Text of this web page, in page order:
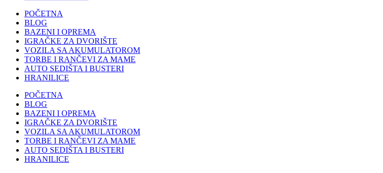
POČETNA
BLOG
BAZENI I OPREMA
IGRAČKE ZA DVORIŠTE
VOZILA SA AKUMULATOROM
TORBE I RANČEVI ZA MAME
AUTO SEDIŠTA I BUSTERI
HRANILICE
POČETNA
BLOG
BAZENI I OPREMA
IGRAČKE ZA DVORIŠTE
VOZILA SA AKUMULATOROM
TORBE I RANČEVI ZA MAME
AUTO SEDIŠTA I BUSTERI
HRANILICE